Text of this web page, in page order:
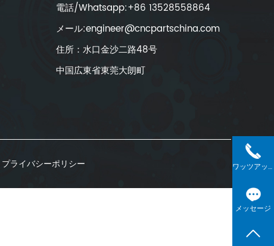
電話/Whatsapp:+86 13528558864
メール:engineer@cncpartschina.com
住所：水口金沙二路48号
中国広東省東莞大朗町
プライバシーポリシー ワッツアップ
メッセージ